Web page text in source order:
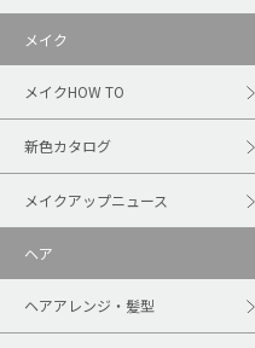
メイク
メイクHOW TO
新色カタログ
メイクアップニュース
ヘア
ヘアアレンジ・髪型